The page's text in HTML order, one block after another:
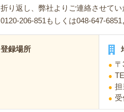
折り返し、弊社よりご連絡させてい
0120-206-851もしくは048-647-6851
登録場所
担